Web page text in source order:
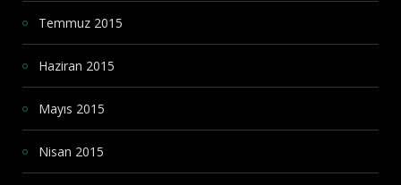
Temmuz 2015
Haziran 2015
Mayıs 2015
Nisan 2015